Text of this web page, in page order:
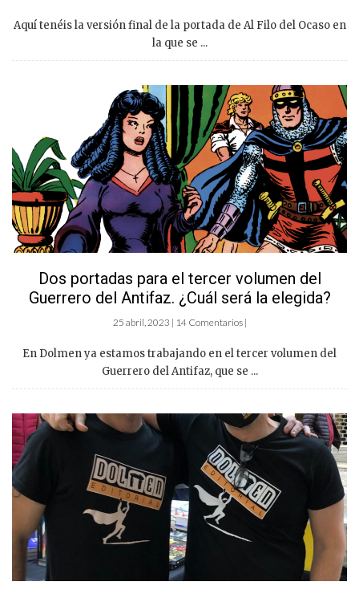
Aquí tenéis la versión final de la portada de Al Filo del Ocaso en
la que se ...
Dos portadas para el tercer volumen del
Guerrero del Antifaz. ¿Cuál será la elegida?
25 abril, 2023 | 14 Comentarios |
En Dolmen ya estamos trabajando en el tercer volumen del
Guerrero del Antifaz, que se ...